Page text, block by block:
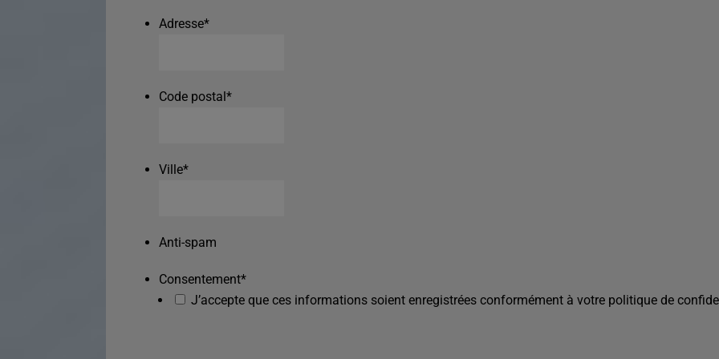
Adresse*
Code postal*
Ville*
Anti-spam
Consentement*
J’accepte que ces informations soient enregistrées conformément à votre politique de